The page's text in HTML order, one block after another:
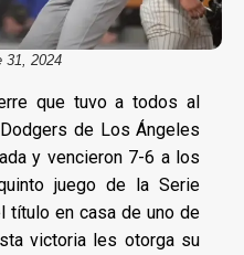
31, 2024
que tuvo a todos al
de Los Ángeles
y vencieron 7-6 a los
juego de la Serie
título en casa de uno de
victoria les otorga su